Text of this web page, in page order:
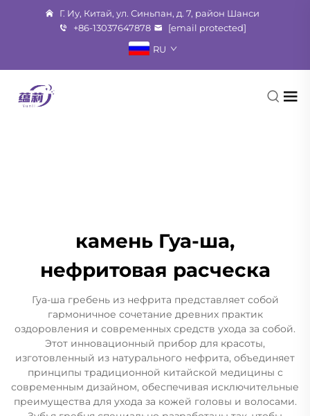
Г. Иу, Китай, ул. Синьпан, д. 7, район Шанси
+86-13037647878
[email protected]
RU
камень Гуа-ша,
нефритовая расческа
Гуа-ша гребень из нефрита представляет собой
гармоничное сочетание древних практик
оздоровления и современных средств ухода за собой.
Этот инновационный прибор для красоты,
изготовленный из натурального нефрита, объединяет
принципы традиционной китайской медицины с
современным дизайном, обеспечивая исключительные
преимущества для ухода за кожей головы и волосами.